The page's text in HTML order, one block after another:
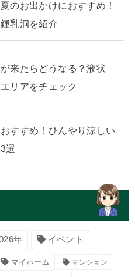
のお出かけにおすすめ！
乳洞を紹介
が来たらどうなる？液状
リアをチェック
おすすめ！ひんやり涼しい
選
年 イベント
マイホーム マンション